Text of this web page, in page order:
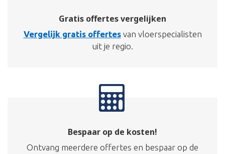
Gratis offertes vergelijken
Vergelijk gratis offertesvan vloerspecialisten
uit je regio.
Bespaar op de kosten!
Ontvang meerdere offertes en bespaar op de